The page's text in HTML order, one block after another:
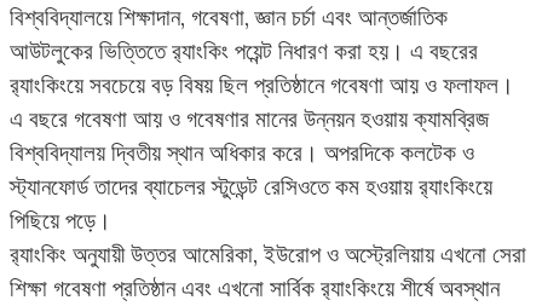
বিশ্ববিদ্যালয়ে শিক্ষাদান, গবেষণা, জ্ঞান চর্চা এবং আন্তর্জাতিক
আউটলুকের ভিত্তিতে র‌্যাংকিং পয়েন্ট নিধারণ করা হয়। এ বছরের
র‌্যাংকিংয়ে সবচেয়ে বড় বিষয় ছিল প্রতিষ্ঠানে গবেষণা আয় ও ফলাফল।
এ বছরে গবেষণা আয় ও গবেষণার মানের উন্নয়ন হওয়ায় ক্যামব্রিজ
বিশ্ববিদ্যালয় দ্বিতীয় স্থান অধিকার করে। অপরদিকে কলটেক ও
স্ট্যানফোর্ড তাদের ব্যাচেলর স্টুডেন্ট রেসিওতে কম হওয়ায় র‌্যাংকিংয়ে
পিছিয়ে পড়ে।
র‌্যাংকিং অনুযায়ী উত্তর আমেরিকা, ইউরোপ ও অস্ট্রেলিয়ায় এখনো সেরা
শিক্ষা গবেষণা প্রতিষ্ঠান এবং এখনো সার্বিক র‌্যাংকিংয়ে শীর্ষে অবস্থান